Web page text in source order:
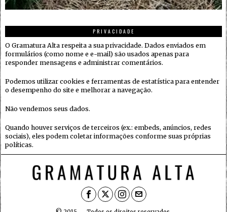
PRIVACIDADE
O Gramatura Alta respeita a sua privacidade. Dados enviados em
formulários (como nome e e-mail) são usados apenas para
responder mensagens e administrar comentários.
Podemos utilizar cookies e ferramentas de estatística para entender
o desempenho do site e melhorar a navegação.
Não vendemos seus dados.
Quando houver serviços de terceiros (ex.: embeds, anúncios, redes
sociais), eles podem coletar informações conforme suas próprias
políticas.